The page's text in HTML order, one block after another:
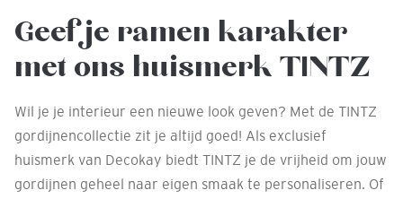
Geef je ramen karakter
met ons huismerk TINTZ
Wil je je interieur een nieuwe look geven? Met de TINTZ
gordijnencollectie zit je altijd goed! Als exclusief
huismerk van Decokay biedt TINTZ je de vrijheid om jouw
gordijnen geheel naar eigen smaak te personaliseren. Of